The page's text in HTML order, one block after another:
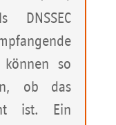
DNSSEC
können so
ob das
ist. Ein